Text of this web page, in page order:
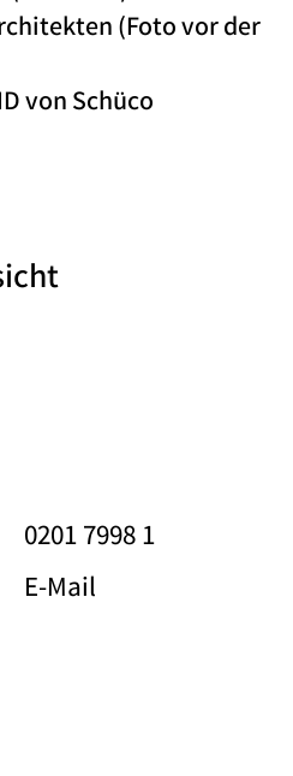
(Foto vor der
von Schüco
0201 7998 1
E-Mail